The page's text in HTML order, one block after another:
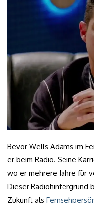
Bevor Wells Adams im
er beim Radio. Seine
wo er mehrere Jahre für
Dieser Radiohintergrund
Zukunft als